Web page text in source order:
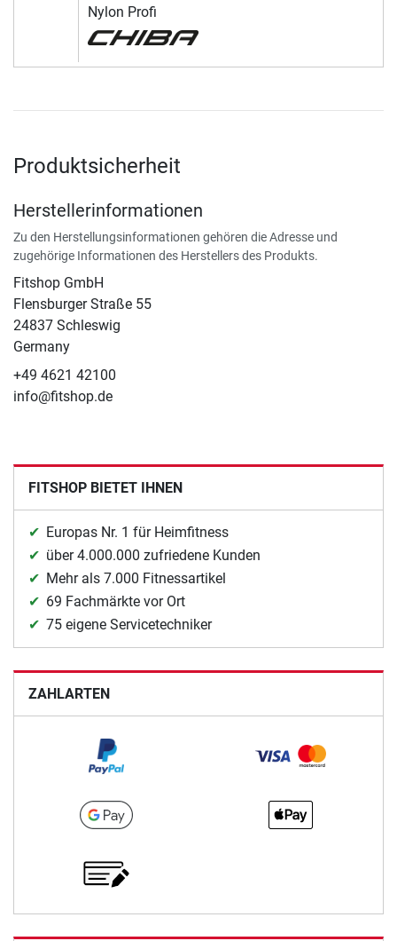
Nylon Profi
Produktsicherheit
Herstellerinformationen
Zu den Herstellungsinformationen gehören die Adresse und
zugehörige Informationen des Herstellers des Produkts.
Fitshop GmbH
Flensburger Straße 55
24837 Schleswig
Germany
+49 4621 42100
info@fitshop.de
FITSHOP BIETET IHNEN
Europas Nr. 1 für Heimfitness
über 4.000.000 zufriedene Kunden
Mehr als 7.000 Fitnessartikel
69 Fachmärkte vor Ort
75 eigene Servicetechniker
ZAHLARTEN